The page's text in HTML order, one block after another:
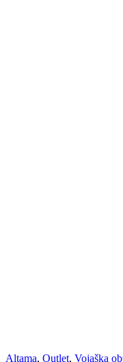
Altama, Outlet, Vojaška